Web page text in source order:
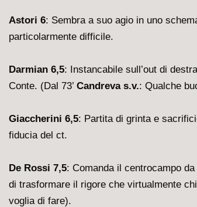
Astori 6: Sembra a suo agio in uno
particolarmente difficile.
Darmian 6,5: Instancabile sull’out di
Conte. (Dal 73’ Candreva s.v.: Qualche
Giaccherini 6,5: Partita di grinta e
fiducia del ct.
De Rossi 7,5: Comanda il centrocampo
di trasformare il rigore che virtualmente
voglia di fare).